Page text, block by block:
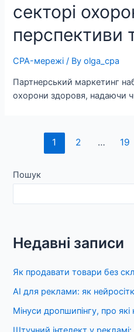
секторі
перспективи
CPA-мережі / Byolga_cpa
Партнерський маркетинг
охорони здоровя, надаючи
1 2 … 19
Пошук
Недавні записи
Як продавати товари без
AI для реклами: як
Мінуси дропшипінгу, про які